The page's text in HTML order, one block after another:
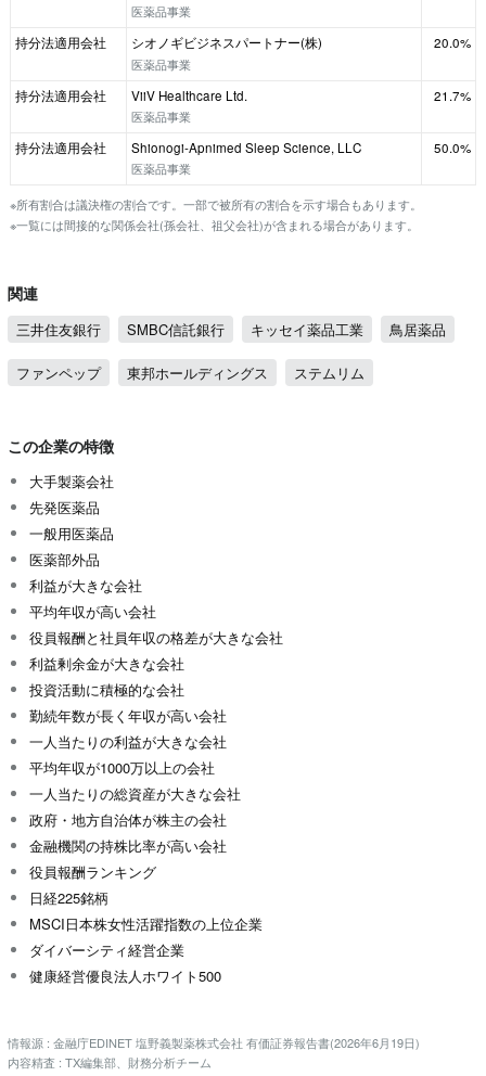
医薬品事業
持分法適用会社
シオノギビジネスパートナー(株)
医薬品事業
20.0%
持分法適用会社
ViiV Healthcare Ltd.
医薬品事業
21.7%
持分法適用会社
Shionogi-Apnimed Sleep Science, LLC
医薬品事業
50.0%
※所有割合は議決権の割合です。一部で被所有の割合を示す場合もあります。
※一覧には間接的な関係会社(孫会社、祖父会社)が含まれる場合があります。
関連
三井住友銀行 SMBC信託銀行 キッセイ薬品工業 鳥居薬品
ファンペップ 東邦ホールディングス ステムリム
この企業の特徴
大手製薬会社
先発医薬品
一般用医薬品
医薬部外品
利益が大きな会社
平均年収が高い会社
役員報酬と社員年収の格差が大きな会社
利益剰余金が大きな会社
投資活動に積極的な会社
勤続年数が長く年収が高い会社
一人当たりの利益が大きな会社
平均年収が1000万以上の会社
一人当たりの総資産が大きな会社
政府・地方自治体が株主の会社
金融機関の持株比率が高い会社
役員報酬ランキング
日経225銘柄
MSCI日本株女性活躍指数の上位企業
ダイバーシティ経営企業
健康経営優良法人ホワイト500
情報源 : 金融庁EDINET 塩野義製薬株式会社 有価証券報告書(2026年6月19日)
内容精査 : TX編集部、財務分析チーム